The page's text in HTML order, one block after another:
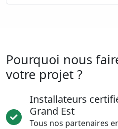
Pourquoi nous
votre projet ?
Installateurs
Grand Est
Tous nos partenaires